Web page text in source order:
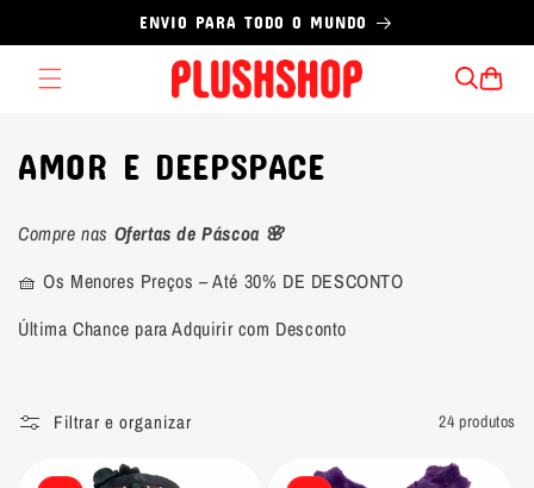
conteúdo
ENVIO PARA TODO O MUNDO
Carrinho
C
e
ç
o
AMOR E DEEPSPACE
Compre nas Ofertas de Páscoa 🌸
🧺 Os Menores Preços – Até 30% DE DESCONTO
Última Chance para Adquirir com Desconto
Filtrar e organizar 24 produtos